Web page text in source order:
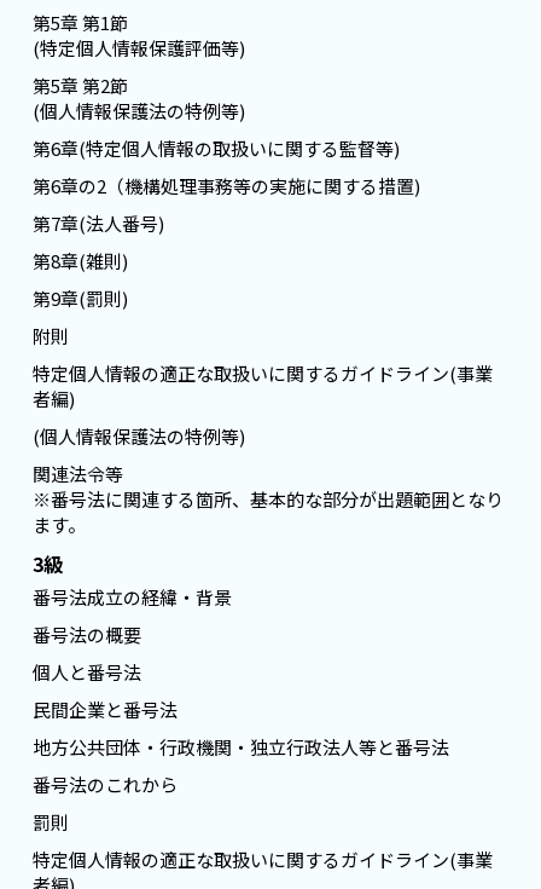
第5章 第1節
(特定個人情報保護評価等)
第5章 第2節
(個人情報保護法の特例等)
第6章(特定個人情報の取扱いに関する監督等)
第6章の2（機構処理事務等の実施に関する措置)
第7章(法人番号)
第8章(雑則)
第9章(罰則)
附則
特定個人情報の適正な取扱いに関するガイドライン(事業
者編)
(個人情報保護法の特例等)
関連法令等
※番号法に関連する箇所、基本的な部分が出題範囲となり
ます。
3級
番号法成立の経緯・背景
番号法の概要
個人と番号法
民間企業と番号法
地方公共団体・行政機関・独立行政法人等と番号法
番号法のこれから
罰則
特定個人情報の適正な取扱いに関するガイドライン(事業